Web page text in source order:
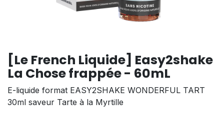
[Le French Liquide] Easy2shake
La Chose frappée - 60mL
E-liquide format EASY2SHAKE WONDERFUL TART
30ml saveur Tarte à la Myrtille